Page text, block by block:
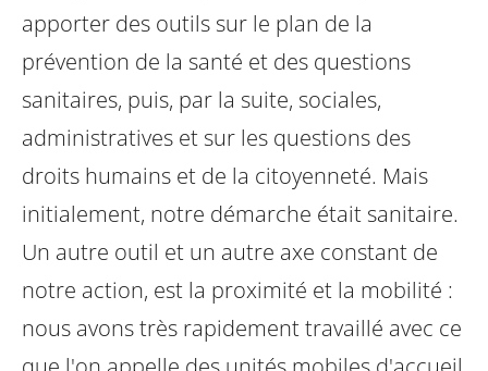
apporter des outils sur le plan de la
prévention de la santé et des questions
sanitaires, puis, par la suite, sociales,
administratives et sur les questions des
droits humains et de la citoyenneté. Mais
initialement, notre démarche était sanitaire.
Un autre outil et un autre axe constant de
notre action, est la proximité et la mobilité :
nous avons très rapidement travaillé avec ce